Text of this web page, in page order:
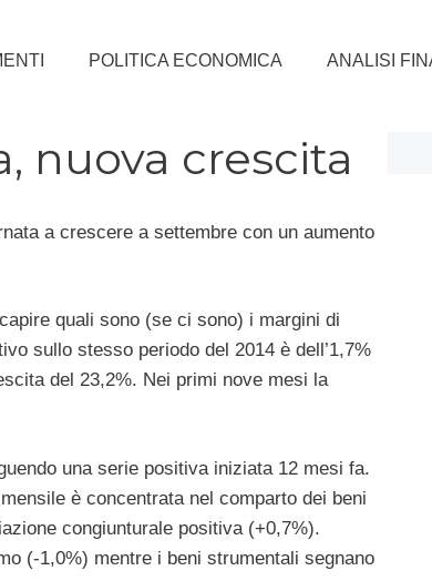
POLITICA ECONOMICA ANALISI
nuova crescita
a crescere a settembre con un aumento
quali sono (se ci sono) i margini di
sullo stesso periodo del 2014 è dell’1,7%
del 23,2%. Nei primi nove mesi la
una serie positiva iniziata 12 mesi fa.
è concentrata nel comparto dei beni
congiunturale positiva (+0,7%).
(-1,0%) mentre i beni strumentali segnano